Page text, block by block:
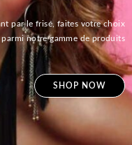
par le frisé, faites votre choix
parmi notre gamme de produits
SHOP NOW